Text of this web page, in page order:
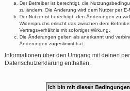
Der Betreiber ist berechtigt, die
zu ändern. Die Änderung wird dem Nutzer per E-
Der Nutzer ist berechtigt, den Änderungen zu
Widerspruchs erlischt das zwischen dem
Vertragsverhältnis mit sofortiger Wirkung.
Die Änderungen gelten als anerkannt und
Änderungen zugestimmt hat.
Informationen über den Umgang mit deinen
Datenschutzerklärung enthalten.